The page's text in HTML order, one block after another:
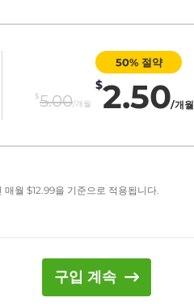
$5.00/개월
50% 절약
$2.50/개월
매월 $12.99을 기준으로 적용됩니다.
구입 계속